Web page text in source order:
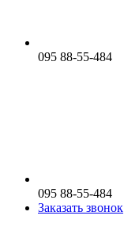
095 88-55-484
095 88-55-484
Заказать звонок